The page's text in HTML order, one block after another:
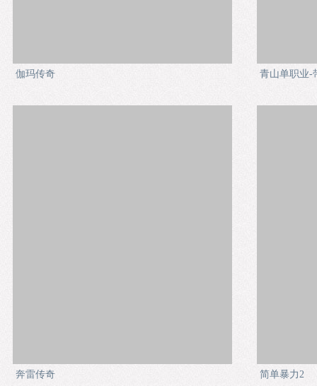
伽玛传奇 青山单职业-
奔雷传奇 简单暴力2